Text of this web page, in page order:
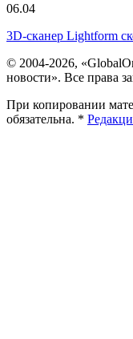
06.04
3D-сканер Lightform
© 2004-2026,
новости». Все права
При копировании
обязательна. *